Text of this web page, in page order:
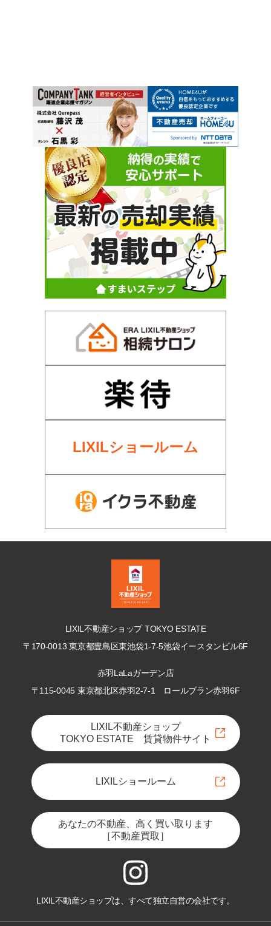
LIXILショールーム
LIXIL不動産ショップ TOKYO ESTATE
〒170-0013 東京都豊島区東池袋1-7-5池袋イースタンビル6F
赤羽LaLaガーデン店
〒115-0045 東京都北区赤羽2-7-1
ロールブラン赤羽6F
LIXIL不動産ショップ
TOKYO ESTATE 賃貸物件サイト
LIXILショールーム
あなたの不動産、高く買い取ります
［不動産買取］
LIXIL不動産ショップは、すべて独立自営の会社です。